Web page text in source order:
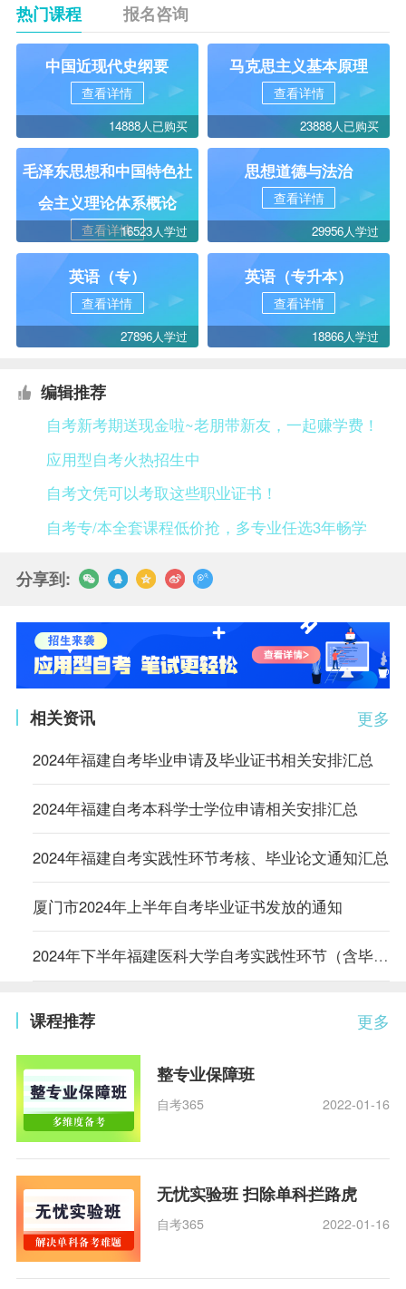
热门课程 报名咨询
中国近现代史纲要
查看详情
14888人已购买
马克思主义基本原理
查看详情
23888人已购买
毛泽东思想和中国特色社
会主义理论体系概论
查看详情16523人学过
思想道德与法治
查看详情
29956人学过
英语（专）
查看详情
27896人学过
英语（专升本）
查看详情
18866人学过
编辑推荐
自考新考期送现金啦~老朋带新友，一起赚学费！
应用型自考火热招生中
自考文凭可以考取这些职业证书！
自考专/本全套课程低价抢，多专业任选3年畅学
分享到:
更多
相关资讯
2024年福建自考毕业申请及毕业证书相关安排汇总
2024年福建自考本科学士学位申请相关安排汇总
2024年福建自考实践性环节考核、毕业论文通知汇总
厦门市2024年上半年自考毕业证书发放的通知
2024年下半年福建医科大学自考实践性环节（含毕业论文）考核报名通知
更多
课程推荐
整专业保障班
自考365 2022-01-16
无忧实验班 扫除单科拦路虎
自考365 2022-01-16